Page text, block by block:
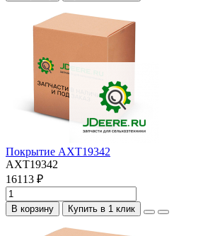
Покрытие AXT19342
AXT19342
16113 ₽
В корзину Купить в 1 клик